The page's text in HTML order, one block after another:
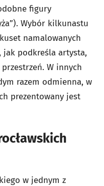
figury
Wybór kilkunastu
namalowanych
jak podkreśla artysta,
W innych
razem odmienna, w
prezentowany jest
w jednym z